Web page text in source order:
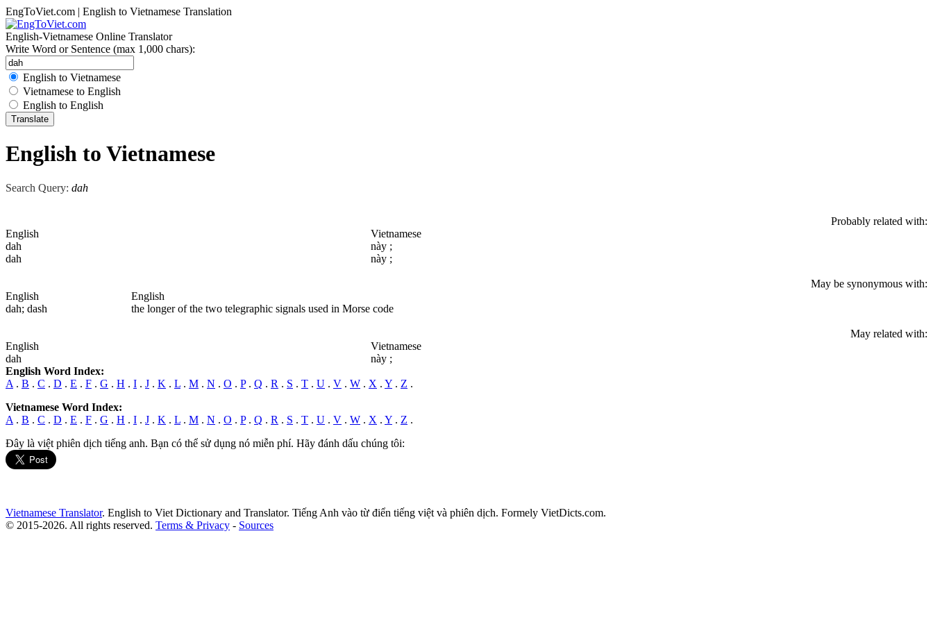
EngToViet.com | English to Vietnamese Translation
English-Vietnamese Online Translator
Write Word or Sentence (max 1,000 chars):
English to Vietnamese
Vietnamese to English
English to English
English to Vietnamese
Search Query: dah
Probably related with:
English
Vietnamese
dah
này ;
dah
này ;
May be synonymous with:
English
English
dah; dash the longer of the two telegraphic signals used in Morse code
May related with:
English
Vietnamese
dah
này ;
English Word Index:
A . B . C . D . E . F . G . H . I . J . K . L . M . N . O . P. Q . R . S . T . U . V . W . X . Y . Z .
Vietnamese Word Index:
A . B . C . D . E . F . G . H . I . J . K . L . M . N . O . P. Q . R . S . T . U . V . W . X . Y . Z .
Đây là việt phiên dịch tiếng anh. Bạn có thể sử dụng nó miễn phí. Hãy đánh dấu chúng tôi:
Vietnamese Translator. English to Viet Dictionary and Translator. Tiếng Anh vào từ điển tiếng việt và phiên dịch. Formely VietDicts.com.
© 2015-2026. All rights reserved. Terms & Privacy - Sources